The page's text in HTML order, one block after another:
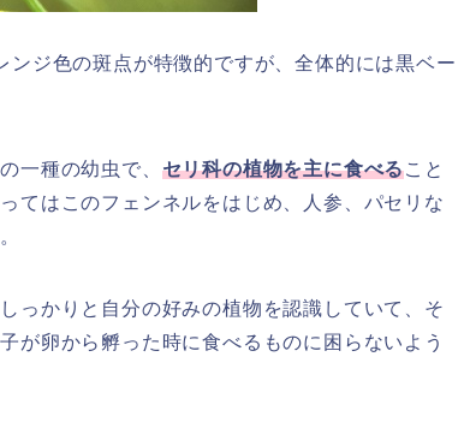
ジ色の斑点が特徴的ですが、全体的には黒ベー
一種の幼虫で、 セリ科の植物を主に食べること
てはこのフェンネルをはじめ、人参、パセリな
っかりと自分の好みの植物を認識していて、そ
が卵から孵った時に食べるものに困らないよう